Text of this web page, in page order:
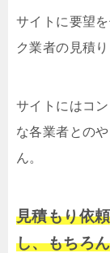
サイトに要望
ク業者の見積
サイトにはコ
な各業者との
ん。
見積もり依
し、もちろ